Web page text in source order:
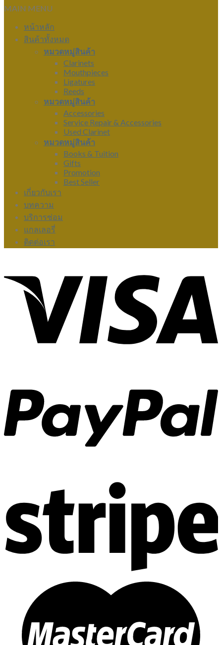
MAIN MENU
หน้าหลัก
สินค้าทั้งหมด
หมวดหมู่สินค้า
Clarinets
Mouthpieces
Ligatures
Reeds
หมวดหมู่สินค้า
Accessories
Service Repair & Accessories
Used Clarinet
หมวดหมู่สินค้า
Books & Tuition
Gifts
Promotion
Best Seller
เกี่ยวกับเรา
บทความ
บริการซ่อม
แกลเลอรี่
ติดต่อเรา